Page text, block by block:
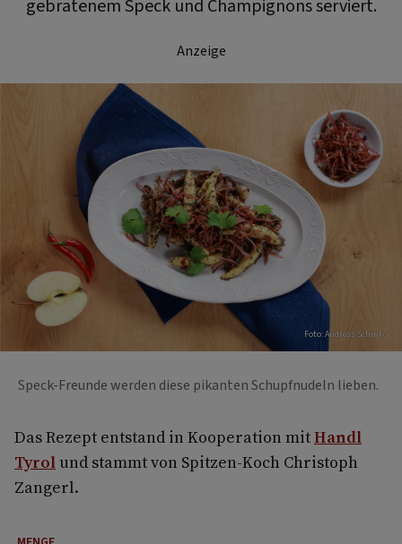
gebratenem Speck und Champignons serviert.
Anzeige
Foto: Andreas Schinko
Speck-Freunde werden diese pikanten Schupfnudeln lieben.
Das Rezept entstand in Kooperation mitHandl
Tyrol und stammt von Spitzen-Koch Christoph
Zangerl.